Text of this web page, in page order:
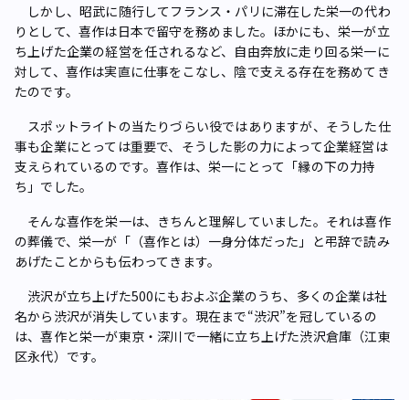
しかし、昭武に随行してフランス・パリに滞在した栄一の代わ
りとして、喜作は日本で留守を務めました。ほかにも、栄一が立
ち上げた企業の経営を任されるなど、自由奔放に走り回る栄一に
対して、喜作は実直に仕事をこなし、陰で支える存在を務めてき
たのです。
スポットライトの当たりづらい役ではありますが、そうした仕
事も企業にとっては重要で、そうした影の力によって企業経営は
支えられているのです。喜作は、栄一にとって「縁の下の力持
ち」でした。
そんな喜作を栄一は、きちんと理解していました。それは喜作
の葬儀で、栄一が「（喜作とは）一身分体だった」と弔辞で読み
あげたことからも伝わってきます。
渋沢が立ち上げた500にもおよぶ企業のうち、多くの企業は社
名から渋沢が消失しています。現在まで“渋沢”を冠しているの
は、喜作と栄一が東京・深川で一緒に立ち上げた渋沢倉庫（江東
区永代）です。